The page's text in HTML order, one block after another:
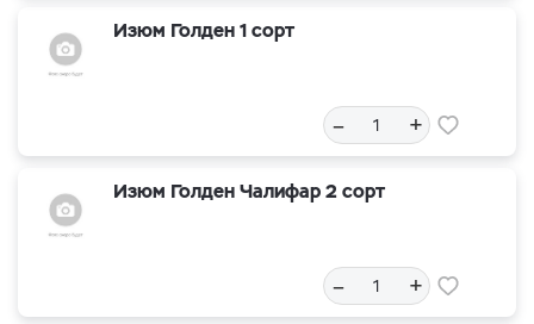
Изюм Голден 1 сорт
– +
Изюм Голден Чалифар 2 сорт
– +